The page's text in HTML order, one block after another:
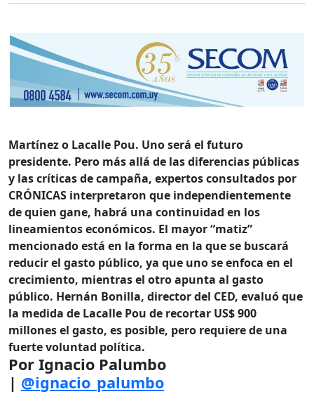
Martínez o Lacalle Pou. Uno será el futuro
presidente. Pero más allá de las diferencias públicas
y las críticas de campaña, expertos consultados por
CRÓNICAS interpretaron que independientemente
de quien gane, habrá una continuidad en los
lineamientos económicos. El mayor “matiz”
mencionado está en la forma en la que se buscará
reducir el gasto público, ya que uno se enfoca en el
crecimiento, mientras el otro apunta al gasto
público. Hernán Bonilla, director del CED, evaluó que
la medida de Lacalle Pou de recortar US$ 900
millones el gasto, es posible, pero requiere de una
fuerte voluntad política.
Por Ignacio Palumbo
| @ignacio_palumbo